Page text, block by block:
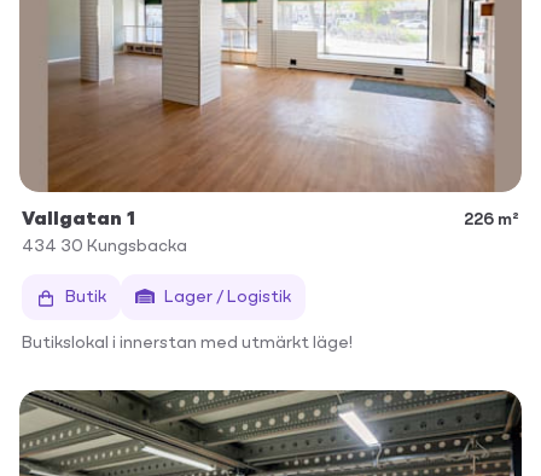
Vallgatan 1
226 m²
434 30 Kungsbacka
Butik Lager / Logistik
Butikslokal i innerstan med utmärkt läge!